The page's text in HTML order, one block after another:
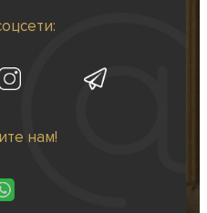
нам!